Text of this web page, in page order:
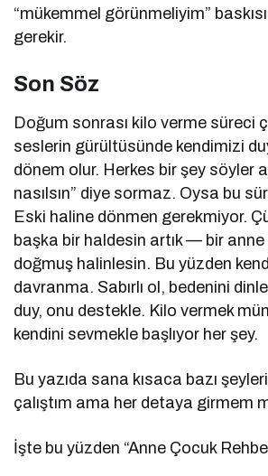
“mükemmel görünmeliyim”
gerekir.
Son Söz
Doğum sonrası kilo verme süreci
seslerin gürültüsünde kendimizi
dönem olur. Herkes bir şey söyler
nasılsın” diye sormaz. Oysa bu
Eski haline dönmen gerekmiyor.
başka bir haldesin artık — bir
doğmuş halinlesin. Bu yüzden
davranma. Sabırlı ol, bedenini
duy, onu destekle. Kilo vermek
kendini sevmekle başlıyor her şey.
Bu yazıda sana kısaca bazı
çalıştım ama her detaya girmem
İşte bu yüzden “Anne Çocuk